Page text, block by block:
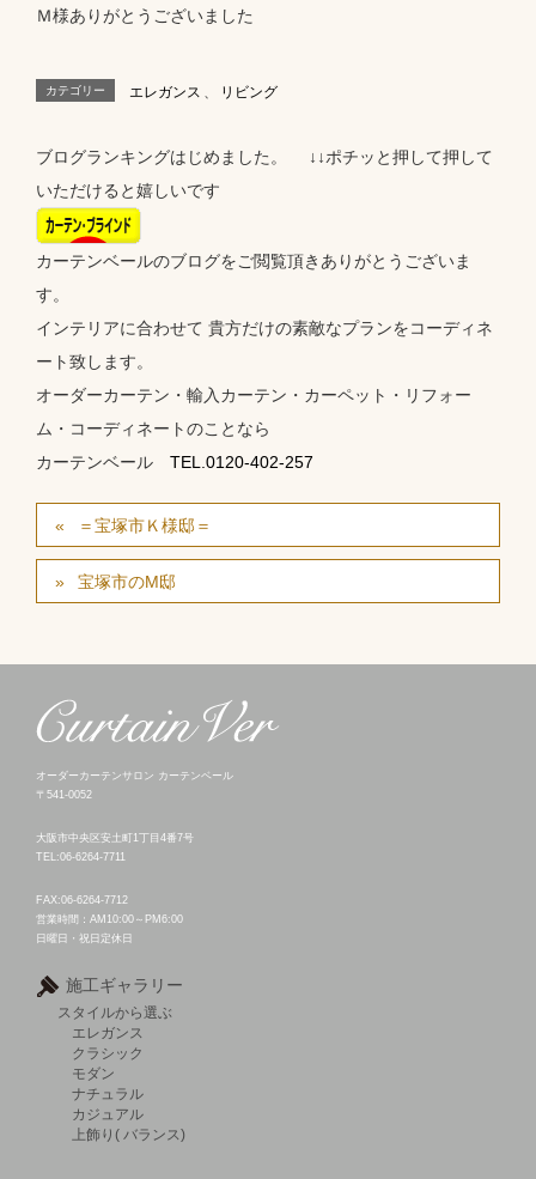
Ｍ様ありがとうございました
カテゴリー エレガンス 、 リビング
ブログランキングはじめました。 ↓↓ポチッと押して押して
いただけると嬉しいです
カーテンベールのブログをご閲覧頂きありがとうございま
す。
インテリアに合わせて 貴方だけの素敵なプランをコーディネ
ート致します。
オーダーカーテン・輸入カーテン・カーペット・リフォー
ム・コーディネートのことなら
カーテンベール TEL.0120-402-257
＝宝塚市Ｋ様邸＝
宝塚市のM邸
オーダーカーテンサロン カーテンベール
〒541-0052
大阪市中央区安土町1丁目4番7号
TEL:06-6264-7711
FAX:06-6264-7712
営業時間：AM10:00～PM6:00
日曜日・祝日定休日
施工ギャラリー
スタイルから選ぶ
エレガンス
クラシック
モダン
ナチュラル
カジュアル
上飾り( バランス)